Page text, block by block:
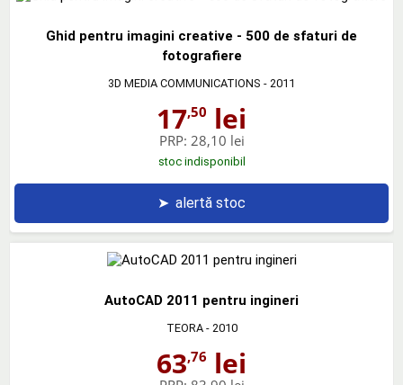
Ghid pentru imagini creative - 500 de sfaturi de
fotografiere
3D MEDIA COMMUNICATIONS - 2011
17,50 lei
PRP: 28,10 lei
stoc indisponibil
➤ alertă stoc
AutoCAD 2011 pentru ingineri
TEORA- 2010
63,76 lei